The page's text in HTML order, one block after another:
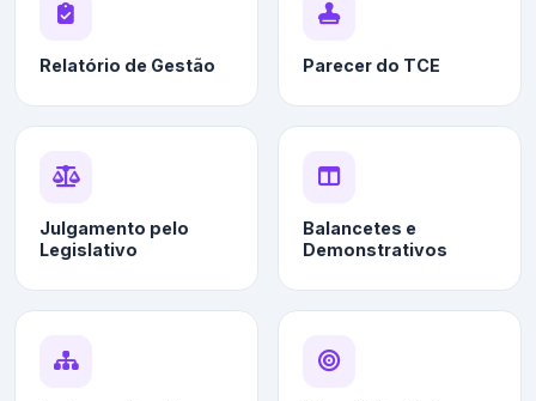
Relatório de Gestão Parecer do TCE
Julgamento pelo
Legislativo
Balancetes e
Demonstrativos